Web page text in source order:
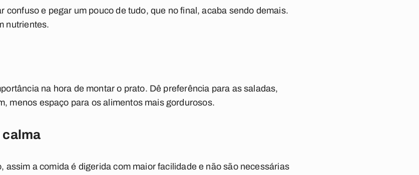
confuso e pegar um pouco de tudo, que no final, acaba sendo demais.
nutrientes.
na hora de montar o prato. Dê preferência para as saladas,
menos espaço para os alimentos mais gordurosos.
calma
assim a comida é digerida com maior facilidade e não são necessárias